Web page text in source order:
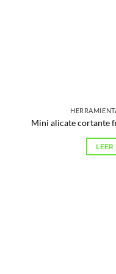
Mini alicate cortante
LEER